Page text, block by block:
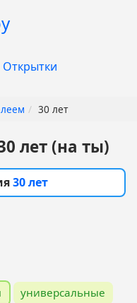
Открытки
30 лет
лет (на ты)
30 лет
универсальные